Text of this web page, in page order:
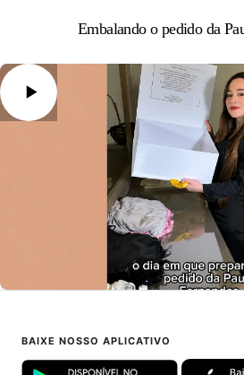
Embalando o pedido da
BAIXE NOSSO APLICATIVO